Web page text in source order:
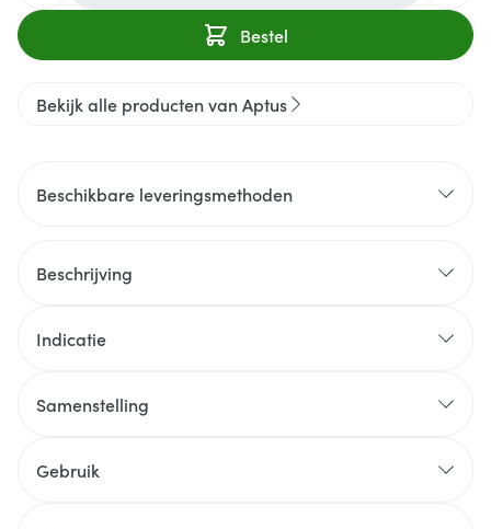
Bestel
Bekijk alle producten van Aptus
Beschikbare leveringsmethoden
Beschrijving
Indicatie
Samenstelling
Gebruik